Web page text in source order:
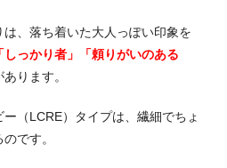
、落ち着いた大人っぽい印象を
しっかり者」「頼りがいのある
ります。
（LCRE）タイプは、繊細でちょ
です。